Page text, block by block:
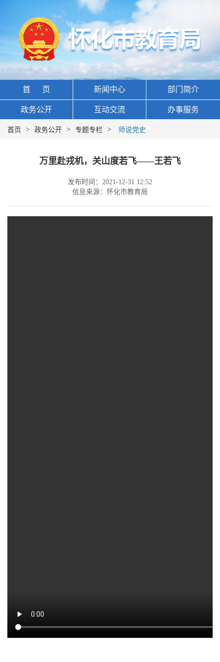
首 页 新闻中心 部门简介
政务公开 互动交流 办事服务
首页 > 政务公开 > 专题专栏 > 师说党史
万里赴戎机，关山度若飞——王若飞
发布时间：2021-12-31 12:52
信息来源：怀化市教育局